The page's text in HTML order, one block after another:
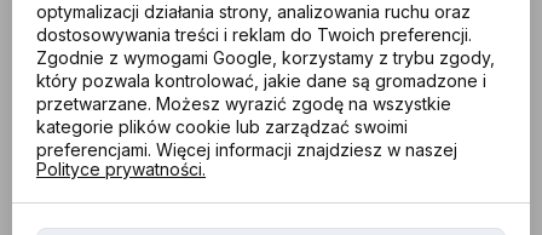
Tylko do końca
kwietnia przedłużysz
optymalizacji działania strony, analizowania ruchu oraz
dostosowywania treści i reklam do Twoich preferencji.
Zgodnie z wymogami Google, korzystamy z trybu zgody,
który pozwala kontrolować, jakie dane są gromadzone i
przetwarzane. Możesz wyrazić zgodę na wszystkie
kategorie plików cookie lub zarządzać swoimi
preferencjami. Więcej informacji znajdziesz w naszej
Polityce prywatności.